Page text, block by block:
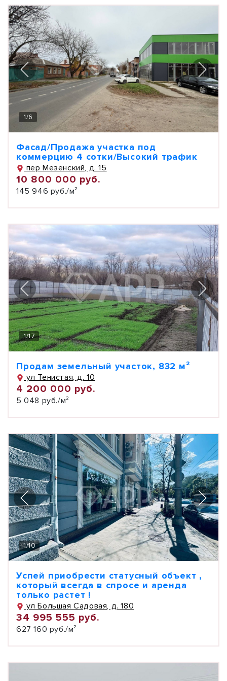
1/6
Фасад/Продажа участка под
коммерцию 4 сотки/Высокий трафик
пер Мезенский, д. 15
10 800 000 руб.
145 946 руб./м²
1/17
Продам земельный участок, 832 м²
ул Тенистая, д. 10
4 200 000 руб.
5 048 руб./м²
1/10
Успей приобрести статусный объект ,
который всегда в спросе и аренда
только растет !
ул Большая Садовая, д. 180
34 995 555 руб.
627 160 руб./м²